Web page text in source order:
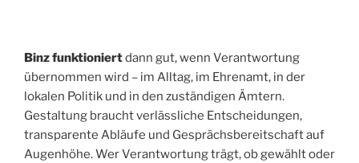
Binz funktioniertdann gut, wenn Verantwortung
übernommen wird – im Alltag, im Ehrenamt, in der
lokalen Politik und in den zuständigen Ämtern.
Gestaltung braucht verlässliche Entscheidungen,
transparente Abläufe und Gesprächsbereitschaft auf
Augenhöhe. Wer Verantwortung trägt, ob gewählt oder